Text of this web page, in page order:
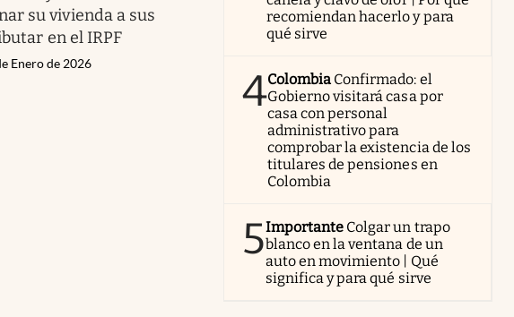
su vivienda a sus
en el IRPF
Enero de 2026
recomiendan hacerlo y para
qué sirve
4Colombia Confirmado: el
Gobierno visitará casa por
casa con personal
administrativo para
comprobar la existencia de los
titulares de pensiones en
Colombia
5Importante Colgar un trapo
blanco en la ventana de un
auto en movimiento | Qué
significa y para qué sirve